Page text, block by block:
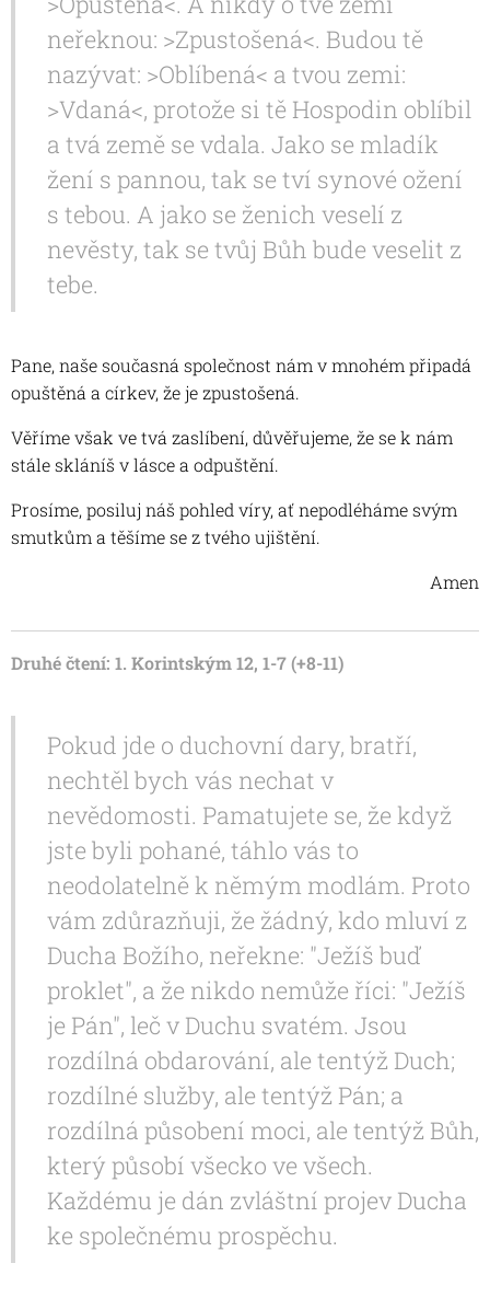
neřeknou: >Zpustošená<. Budou tě
nazývat: >Oblíbená< a tvou zemi:
>Vdaná<, protože si tě Hospodin oblíbil
a tvá země se vdala. Jako se mladík
žení s pannou, tak se tví synové ožení
s tebou. A jako se ženich veselí z
nevěsty, tak se tvůj Bůh bude veselit z
tebe.
Pane, naše současná společnost nám v mnohém připadá
opuštěná a církev, že je zpustošená.
Věříme však ve tvá zaslíbení, důvěřujeme, že se k nám
stále skláníš v lásce a odpuštění.
Prosíme, posiluj náš pohled víry, ať nepodléháme svým
smutkům a těšíme se z tvého ujištění.
Amen
Druhé čtení: 1. Korintským 12, 1-7 (+8-11)
Pokud jde o duchovní dary, bratří,
nechtěl bych vás nechat v
nevědomosti. Pamatujete se, že když
jste byli pohané, táhlo vás to
neodolatelně k němým modlám. Proto
vám zdůrazňuji, že žádný, kdo mluví z
Ducha Božího, neřekne: "Ježíš buď
proklet", a že nikdo nemůže říci: "Ježíš
je Pán", leč v Duchu svatém. Jsou
rozdílná obdarování, ale tentýž Duch;
rozdílné služby, ale tentýž Pán; a
rozdílná působení moci, ale tentýž Bůh,
který působí všecko ve všech.
Každému je dán zvláštní projev Ducha
ke společnému prospěchu.